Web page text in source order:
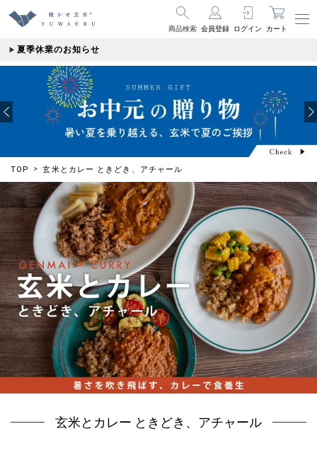
商品検索 会員登録 ログイン カート
夏季休業のお知らせ
TOP 玄米とカレー ときどき、アチャール
玄米とカレー ときどき、アチャール